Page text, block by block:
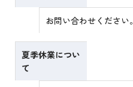
お問い合わせください。
夏季休業につい
て